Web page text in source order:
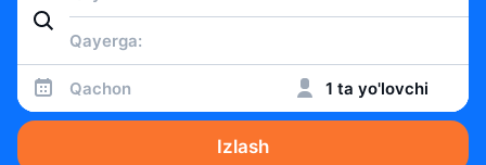
Qachon 1 ta yo'lovchi
Izlash